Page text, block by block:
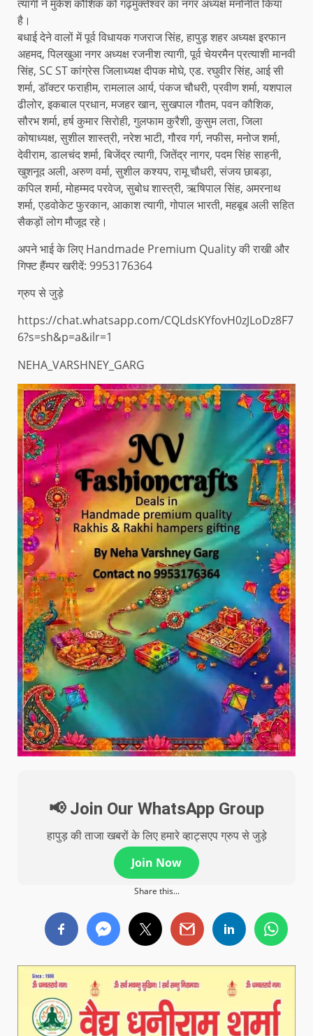
त्यागी ने मुकेश कौशिक को गढ़मुक्तेश्वर का नगर अध्यक्ष मनोनीत किया
है।
बधाई देने वालों में पूर्व विधायक गजराज सिंह, हापुड़ शहर अध्यक्ष इरफान
अहमद, पिलखुआ नगर अध्यक्ष रजनीश त्यागी, पूर्व चेयरमैन प्रत्याशी मानवी
सिंह, SC ST कांग्रेस जिलाध्यक्ष दीपक मोघे, एड. रघुवीर सिंह, आई सी
शर्मा, डॉक्टर फराहीम, रामलाल आर्य, पंकज चौधरी, प्रवीण शर्मा, यशपाल
ढीलोर, इकबाल प्रधान, मजहर खान, सुखपाल गौतम, पवन कौशिक,
सौरभ शर्मा, हर्ष कुमार सिरोही, गुलफाम कुरैशी, कुसुम लता, जिला
कोषाध्यक्ष, सुशील शास्त्री, नरेश भाटी, गौरव गर्ग, नफीस, मनोज शर्मा,
देवीराम, डालचंद शर्मा, बिजेंद्र त्यागी, जितेंद्र नागर, पदम सिंह साहनी,
खुशनूद अली, अरुण वर्मा, सुशील कश्यप, रामू चौधरी, संजय छाबड़ा,
कपिल शर्मा, मोहम्मद परवेज, सुबोध शास्त्री, ऋषिपाल सिंह, अमरनाथ
शर्मा, एडवोकेट फुरकान, आकाश त्यागी, गोपाल भारती, महबूब अली सहित
सैकड़ों लोग मौजूद रहे।
अपने भाई के लिए Handmade Premium Quality की राखी और
गिफ्ट हैंम्पर खरीदें: 9953176364
ग्रुप से जुड़े
https://chat.whatsapp.com/CQLdsKYfovH0zJLoDz8F7
6?s=sh&p=a&ilr=1
NEHA_VARSHNEY_GARG
📢 Join Our WhatsApp Group
हापुड़ की ताजा खबरों के लिए हमारे व्हाट्सएप ग्रुप से जुड़े
Join Now
Share this...